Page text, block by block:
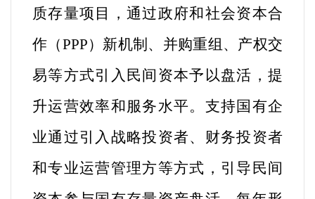
质存量项目，通过政府和社会资本合
作（PPP）新机制、并购重组、产权交
易等方式引入民间资本予以盘活，提
升运营效率和服务水平。支持国有企
业通过引入战略投资者、财务投资者
和专业运营管理方等方式，引导民间